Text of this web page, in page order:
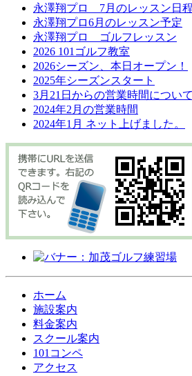
永澤翔プロ 7月のレッスン日程
永澤翔プロ6月のレッスン予定
永澤翔プロ ゴルフレッスン
2026 101ゴルフ教室
2026シーズン、本日オープン！
2025年シーズンスタート
3月21日からの営業時間について
2024年2月の営業時間
2024年1月 ネット上げました。
ホーム
施設案内
料金案内
スクール案内
101コンペ
アクセス